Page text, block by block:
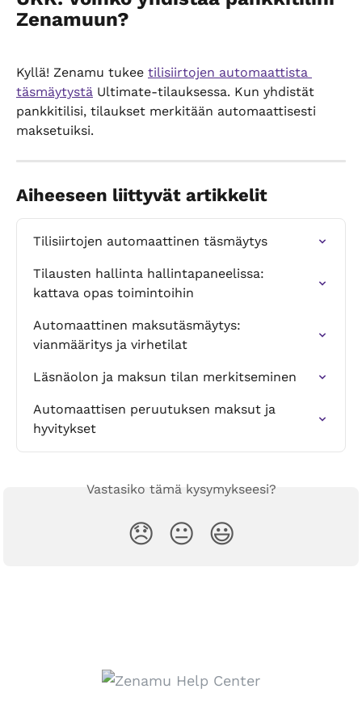
Zenamuun?
Kyllä! Zenamu tukee tilisiirtojen automaattista
täsmäytystä Ultimate-tilauksessa. Kun yhdistät
pankkitilisi, tilaukset merkitään automaattisesti
maksetuiksi.
Aiheeseen liittyvät artikkelit
Tilisiirtojen automaattinen täsmäytys
Tilausten hallinta hallintapaneelissa:
kattava opas toimintoihin
Automaattinen maksutäsmäytys:
vianmääritys ja virhetilat
Läsnäolon ja maksun tilan merkitseminen
Automaattisen peruutuksen maksut ja
hyvitykset
Vastasiko tämä kysymykseesi?
😞 😐 😃